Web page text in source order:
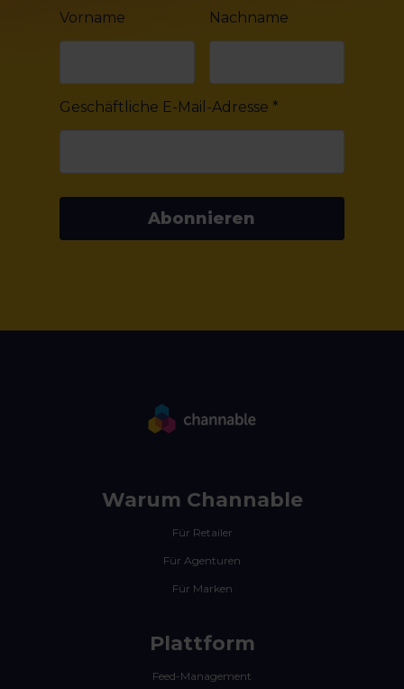
Vorname Nachname
Geschäftliche E-Mail-Adresse *
Abonnieren
Warum Channable
Für Retailer
Für Agenturen
Für Marken
Plattform
Feed-Management